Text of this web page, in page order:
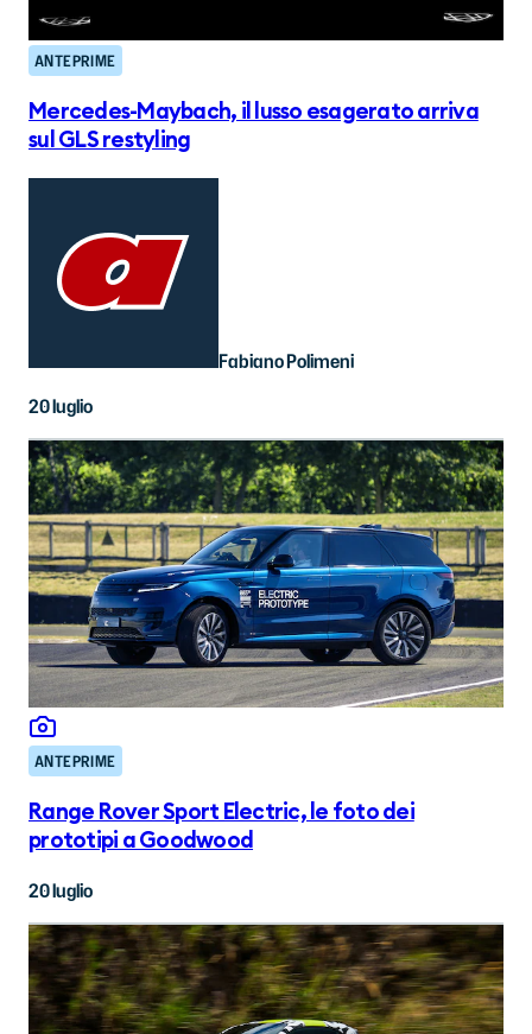
ANTEPRIME
Mercedes-Maybach, il lusso esagerato arriva
sul GLS restyling
Fabiano Polimeni
20 luglio
ANTEPRIME
Range Rover Sport Electric, le foto dei
prototipi a Goodwood
20 luglio